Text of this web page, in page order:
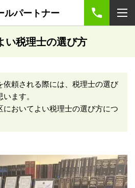
ルパートナー
い税理士の選び方
依頼される際には、税理士の選び
ます。
においてよい税理士の選び方につ